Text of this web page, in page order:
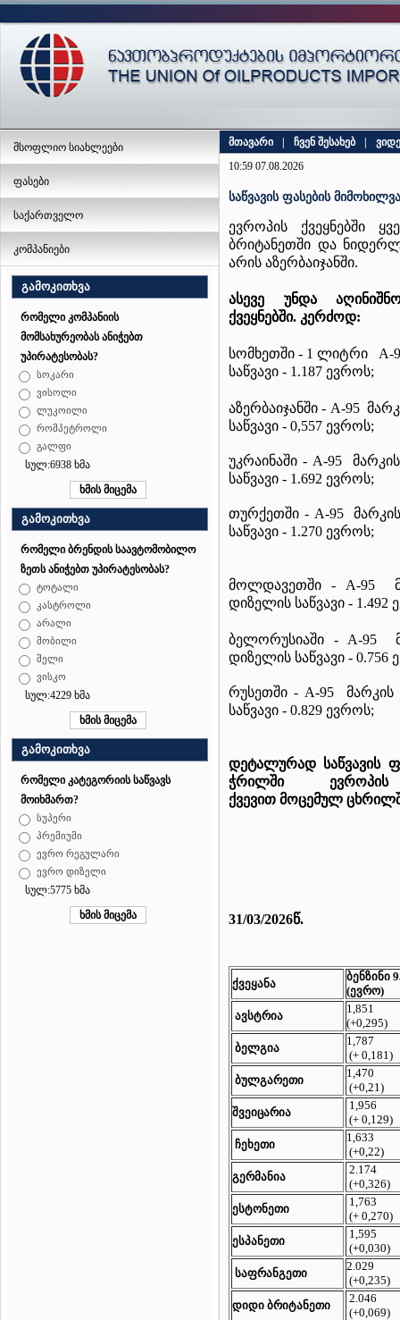
მსოფლიო სიახლეები
ფასები
საქართველო
კომპანიები
გამოკითხვა
რომელი კომპანიის
მომსახურეობას ანიჭებთ
უპირატესობას?
სოკარი
ვისოლი
ლუკოილი
რომპეტროლი
გალფი
სულ:6938 ხმა
გამოკითხვა
რომელი ბრენდის საავტომობილო
ზეთს ანიჭებთ უპირატესობას?
ტოტალი
კასტროლი
არალი
მობილი
შელი
ვისკო
სულ:4229 ხმა
გამოკითხვა
რომელი კატეგორიის საწვავს
მოიხმართ?
სუპერი
პრემიუმი
ევრო რეგულარი
ევრო დიზელი
სულ:5775 ხმა
მთავარი ჩვენ შესახებ
10:59 07.08.2026
საწვავის ფასების
ევროპის ქვეყნებში
ბრიტანეთში და
არის აზერბაიჯანში.
ასევე უნდა
ქვეყნებში. კერძოდ:
სომხეთში - 1 ლიტრი A-
საწვავი - 1.187 ევროს;
აზერბაიჯანში - A-95
საწვავი - 0,557 ევროს;
უკრაინაში - A-95
საწვავი - 1.692 ევროს;
თურქეთში - A-95
საწვავი - 1.270 ევროს;
მოლდავეთში
- A-95
დიზელის საწვავი - 1.492
ბელორუსიაში - A-95
დიზელის საწვავი - 0.756
რუსეთში - A-95 მარკის
საწვავი - 0.829 ევროს;
დეტალურად საწვავის
ჭრილში
ქვევით მოცემულ
31/03/2026წ.
ქვეყანა
ბენზინი
(ევრო)
ავსტრია
1,851
(+0,295)
ბელგია
1,787
(+ 0,181)
ბულგარეთი
1,470
(+0,21)
შვეიცარია
1,956
(+ 0,129)
ჩეხეთი
1,633
(+0,22)
გერმანია
2.174
(+0,326)
ესტონეთი
1,763
(+ 0,270)
ესპანეთი
1,595
(+0,030)
საფრანგეთი
2.029
(+0,235)
დიდი ბრიტანეთი
2.046
(+0,069)